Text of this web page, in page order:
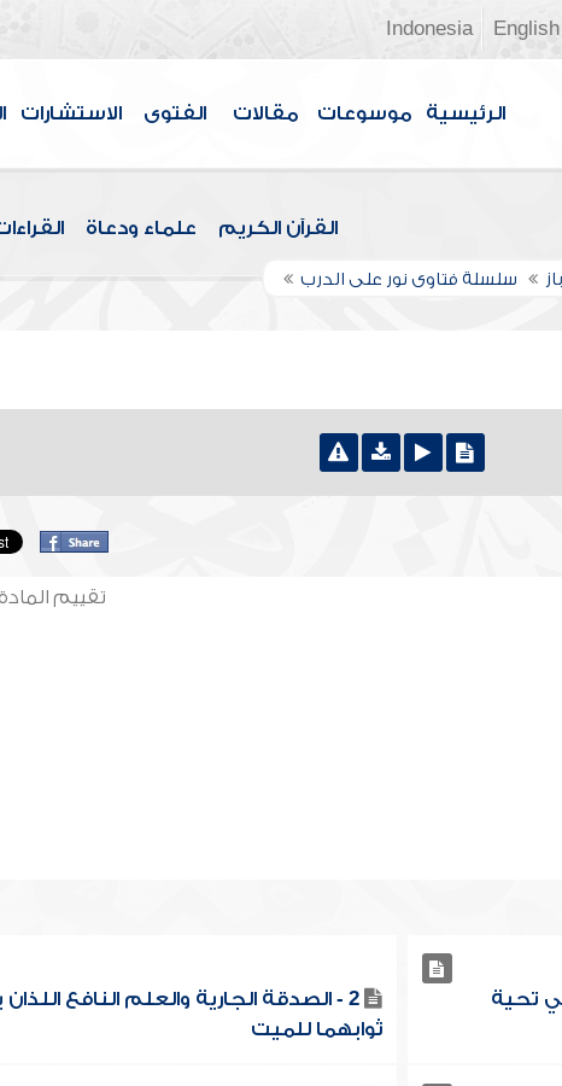
English
Indonesia
الرئيسية موسوعات مقالات الفتوى الاستشارات
القرآن الكريم علماء ودعاة
سلسلة فتاوى نور على الدرب
تقييم
تحية
2 - الصدقة الجارية والعلم النافع
ثوابهما للميت